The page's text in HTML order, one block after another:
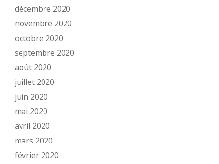
décembre 2020
novembre 2020
octobre 2020
septembre 2020
août 2020
juillet 2020
juin 2020
mai 2020
avril 2020
mars 2020
février 2020